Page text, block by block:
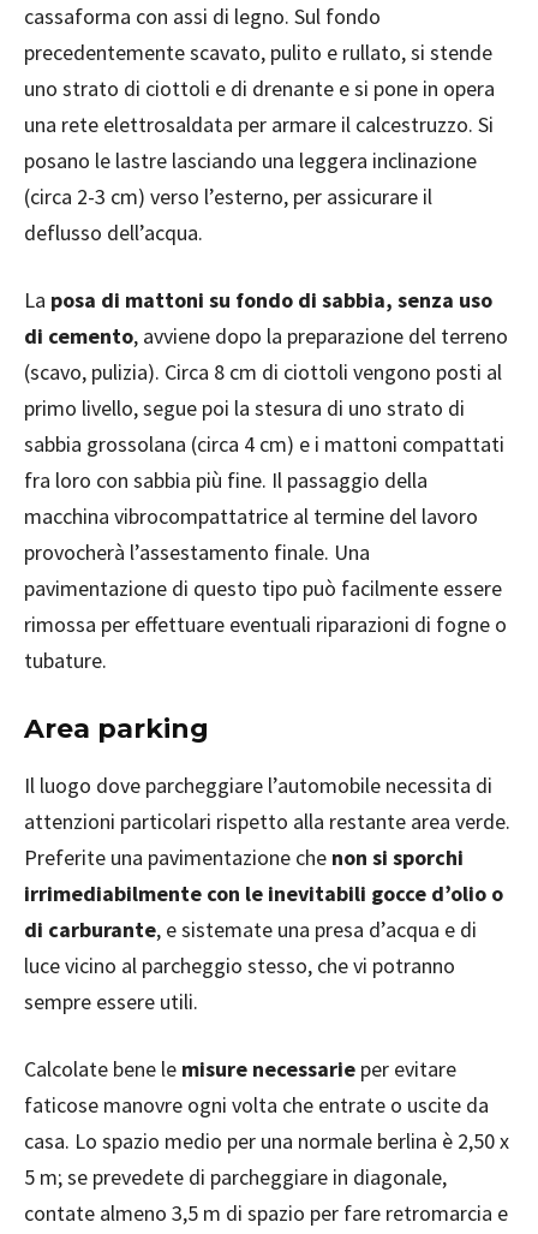
cassaforma con assi di legno. Sul fondo
precedentemente scavato, pulito e rullato, si stende
uno strato di ciottoli e di drenante e si pone in opera
una rete elettrosaldata per armare il calcestruzzo. Si
posano le lastre lasciando una leggera inclinazione
(circa 2-3 cm) verso l’esterno, per assicurare il
deflusso dell’acqua.
La posa di mattoni su fondo di sabbia, senza uso
di cemento, avviene dopo la preparazione del terreno
(scavo, pulizia). Circa 8 cm di ciottoli vengono posti al
primo livello, segue poi la stesura di uno strato di
sabbia grossolana (circa 4 cm) e i mattoni compattati
fra loro con sabbia più fine. Il passaggio della
macchina vibrocompattatrice al termine del lavoro
provocherà l’assestamento finale. Una
pavimentazione di questo tipo può facilmente essere
rimossa per effettuare eventuali riparazioni di fogne o
tubature.
Area parking
Il luogo dove parcheggiare l’automobile necessita di
attenzioni particolari rispetto alla restante area verde.
Preferite una pavimentazione che non si sporchi
irrimediabilmente con le inevitabili gocce d’olio o
di carburante, e sistemate una presa d’acqua e di
luce vicino al parcheggio stesso, che vi potranno
sempre essere utili.
Calcolate bene le misure necessarie per evitare
faticose manovre ogni volta che entrate o uscite da
casa. Lo spazio medio per una normale berlina è 2,50 x
5 m; se prevedete di parcheggiare in diagonale,
contate almeno 3,5 m di spazio per fare retromarcia e